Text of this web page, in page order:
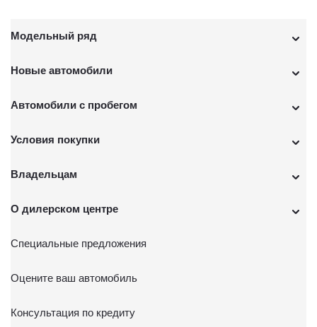
Модельный ряд
Новые автомобили
Автомобили с пробегом
Условия покупки
Владельцам
О дилерском центре
Специальные предложения
Оцените ваш автомобиль
Консультация по кредиту